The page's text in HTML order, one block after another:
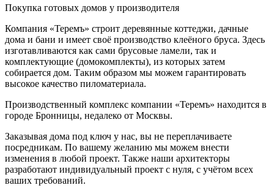
Покупка готовых домов у производителя
Компания «Теремъ» строит деревянные коттеджи, дачные
дома и бани и имеет своё производство клеёного бруса. Здесь
изготавливаются как сами брусовые ламели, так и
комплектующие (домокомплекты), из которых затем
собирается дом. Таким образом мы можем гарантировать
высокое качество пиломатериала.
Производственный комплекс компании «Теремъ» находится в
городе Бронницы, недалеко от Москвы.
Заказывая дома под ключ у нас, вы не переплачиваете
посредникам. По вашему желанию мы можем внести
изменения в любой проект. Также наши архитекторы
разработают индивидуальный проект с нуля, с учётом всех
ваших требований.